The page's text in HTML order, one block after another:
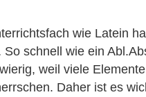
wie Latein
So schnell wie ein
weil viele
Daher ist es